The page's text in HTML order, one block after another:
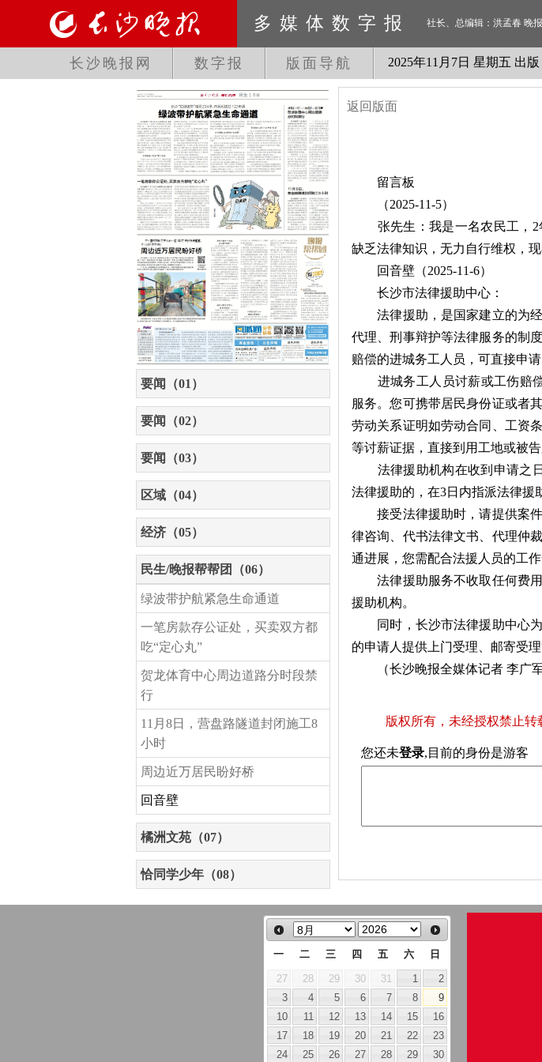
多媒体数字报 社长、总编辑：洪孟春 晚
长沙晚报网 数字报 版面导航 2025年11 月 7日 星期五 出版
要闻（01）
要闻（02）
要闻（03）
区域（04）
经济（05）
民生/晚报帮帮团（06）
绿波带护航紧急生命通道
一笔房款存公证处，买卖双方都
吃“定心丸”
贺龙体育中心周边道路分时段禁
行
11月8日，营盘路隧道封闭施工8
小时
周边近万居民盼好桥
回音壁
橘洲文苑（07）
恰同学少年（08）
返回版面
留言板
（2025-11-5）
张先生：我是一名农民工，2
缺乏法律知识，无力自行维权，现
回音壁（2025-11-6）
长沙市法律援助中心：
法律援助，是国家建立的为经
代理、刑事辩护等法律服务的制
赔偿的进城务工人员，可直接申
进城务工人员讨薪或工伤赔偿
服务。您可携带居民身份证或者
劳动关系证明如劳动合同、工资
等讨薪证据，直接到用工地或被
法律援助机构在收到申请之日
法律援助的，在3日内指派法律援
接受法律援助时，请提供案件
律咨询、代书法律文书、代理仲
通进展，您需配合法援人员的工作
法律援助服务不收取任何费用
援助机构。
同时，长沙市法律援助中心为
的申请人提供上门受理、邮寄受理
（长沙晚报全媒体记者 李广军
版权所有，未经授权禁止转
您还未登录,目前的身份是游客
一 二 三 四 五 六 日
27 28 29 30 31 1
2
3
4 5 6 7 8
9
10
11 12 13 14 15
16
17
18 19 20 21 22
23
24
25 26 27 28 29 30